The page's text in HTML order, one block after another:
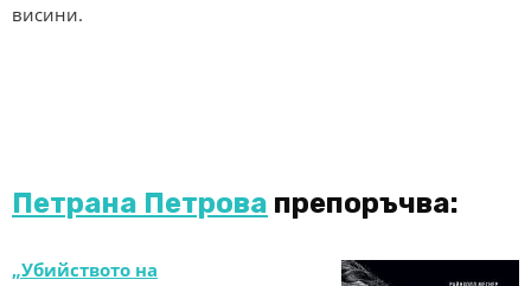
висини.
Петрана Петрова препоръчва:
„Убийството на